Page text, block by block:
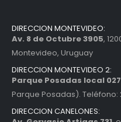
DIRECCION MONTEVIDEO:
Av. 8 de Octubre 3905,
Montevideo, Uruguay
DIRECCION MONTEVIDEO 2:
Parque Posadas local 027
Parque Posadas). Teléfono:
DIRECCION CANELONES: